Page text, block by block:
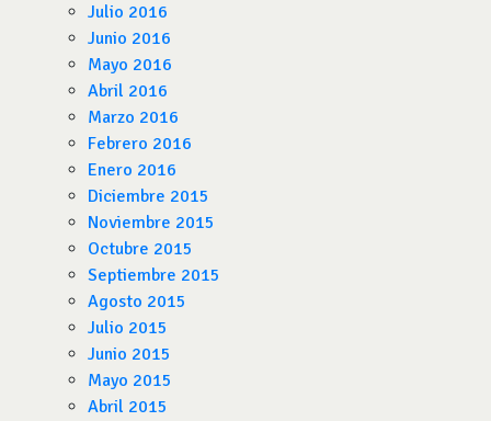
Julio 2016
Junio 2016
Mayo 2016
Abril 2016
Marzo 2016
Febrero 2016
Enero 2016
Diciembre 2015
Noviembre 2015
Octubre 2015
Septiembre 2015
Agosto 2015
Julio 2015
Junio 2015
Mayo 2015
Abril 2015